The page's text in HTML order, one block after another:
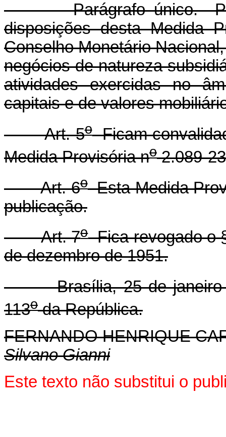
Parágrafo único.
disposições desta Medida
Conselho Monetário
negócios de natureza
atividades exercidas no
capitais e de valores
Art. 5oFicam
Medida Provisória no2.089-
Art. 6oEsta Medida
publicação.
Art. 7oFica revogado o
de dezembro de 1951.
Brasília, 25 de janeiro
113oda República.
FERNANDO HENRIQUE
Silvano Gianni
Este texto não substitui o